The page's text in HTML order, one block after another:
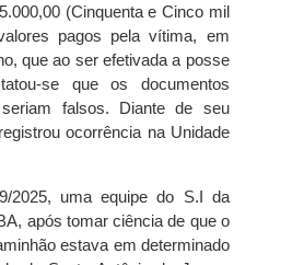
(Cinquenta e Cinco mil
pagos pela vítima, em
que ao ser efetivada a posse
se que os documentos
seriam falsos. Diante de seu
ocorrência na Unidade
2025, uma equipe do S.I da
após tomar ciência de que o
estava em determinado